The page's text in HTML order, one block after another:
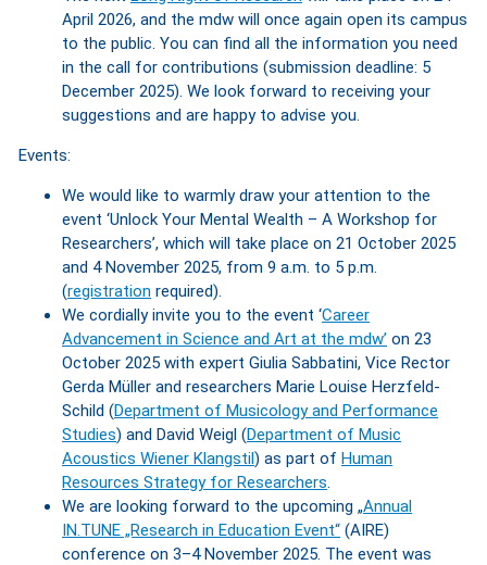
April 2026, and the mdw will once again open its campus
to the public. You can find all the information you need
in the call for contributions (submission deadline: 5
December 2025). We look forward to receiving your
suggestions and are happy to advise you.
Events:
We would like to warmly draw your attention to the
event ‘Unlock Your Mental Wealth – A Workshop for
Researchers’, which will take place on 21 October 2025
and 4 November 2025, from 9 a.m. to 5 p.m.
(registration required).
We cordially invite you to the event ‘Career
Advancement in Science and Art at the mdw’ on 23
October 2025 with expert Giulia Sabbatini, Vice Rector
Gerda Müller and researchers Marie Louise Herzfeld-
Schild (Department of Musicology and Performance
Studies) and David Weigl (Department of Music
Acoustics Wiener Klangstil) as part of Human
Resources Strategy for Researchers.
We are looking forward to the upcoming „Annual
IN.TUNE „Research in Education Event“ (AIRE)
conference on 3–4 November 2025. The event was